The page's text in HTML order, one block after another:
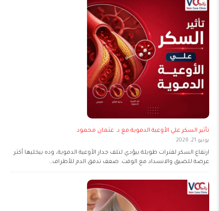
تأثير السكر علي الأوعية الدموية مع د. عثمان محمود
يونيو 21, 2026
ارتفاع السكر لفترات طويلة بيؤدي لتلف جدار الأوعية الدموية، وده بيخليها أكثر
عرضة للضيق والانسداد مع الوقت. ضعف تدفق الدم للأطراف…